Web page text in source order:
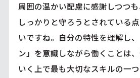
周囲の温かい配慮に感謝しつつ
しっかりと守ろうとされている
いですね。自分の特性を理解し
ン」を意識しながら働くことは
いく上で最も大切なスキルの一